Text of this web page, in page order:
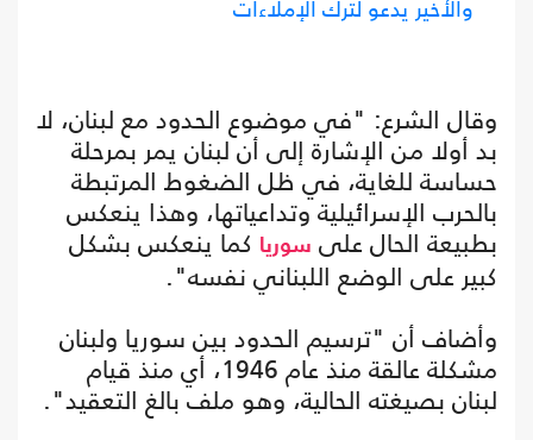
والأخير يدعو لترك الإملاءات
وقال الشرع: "في موضوع الحدود مع لبنان، لا
بد أولا من الإشارة إلى أن لبنان يمر بمرحلة
حساسة للغاية، في ظل الضغوط المرتبطة
بالحرب الإسرائيلية وتداعياتها، وهذا ينعكس
بطبيعة الحال على سوريا كما ينعكس بشكل
كبير على الوضع اللبناني نفسه".
وأضاف أن "ترسيم الحدود بين سوريا ولبنان
مشكلة عالقة منذ عام 1946، أي منذ قيام
لبنان بصيغته الحالية، وهو ملف بالغ التعقيد".